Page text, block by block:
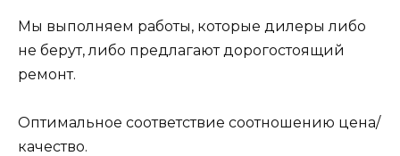
Мы выполняем работы, которые дилеры либо
не берут, либо предлагают дорогостоящий
ремонт.
Оптимальное соответствие соотношению цена/
качество.